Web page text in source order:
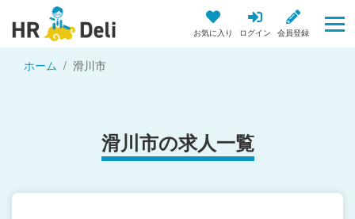
お気に入り ログイン 会員登録
ホーム 滑川市
滑川市の求人一覧